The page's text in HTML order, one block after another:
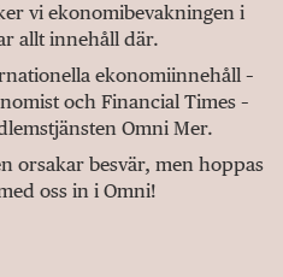
vi ekonomibevakningen i
allt innehåll där.
ekonomiinnehåll –
och Financial Times –
Omni Mer.
orsakar besvär, men hoppas
oss in i Omni!